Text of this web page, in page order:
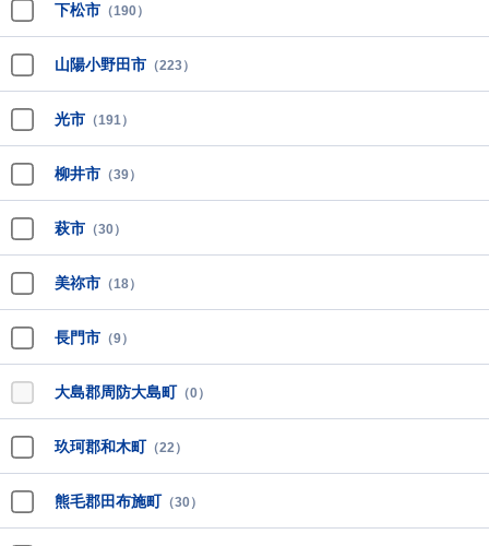
下松市 （190）
山陽小野田市 （223）
光市 （191）
柳井市 （39）
萩市 （30）
美祢市 （18）
長門市 （9）
大島郡周防大島町 （0）
玖珂郡和木町 （22）
熊毛郡田布施町 （30）